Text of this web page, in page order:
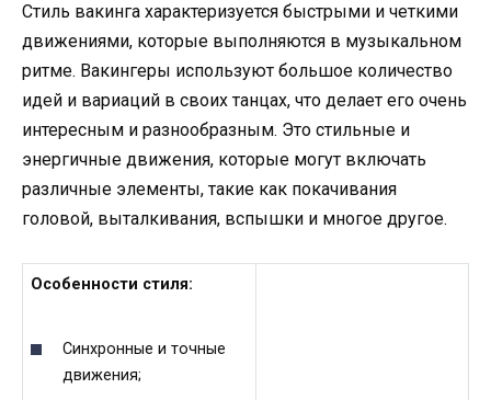
Стиль вакинга характеризуется быстрыми и четкими
движениями, которые выполняются в музыкальном
ритме. Вакингеры используют большое количество
идей и вариаций в своих танцах, что делает его очень
интересным и разнообразным. Это стильные и
энергичные движения, которые могут включать
различные элементы, такие как покачивания
головой, выталкивания, вспышки и многое другое.
Особенности стиля:
Синхронные и точные
движения;